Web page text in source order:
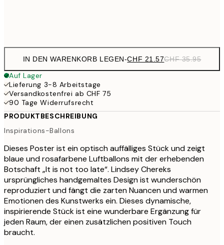
IN DEN WARENKORB LEGEN-CHF 21.57CHF 35.95
Auf Lager
Lieferung 3-8 Arbeitstage
Versandkostenfrei ab CHF 75
90 Tage Widerrufsrecht
PRODUKTBESCHREIBUNG
Inspirations-Ballons
Dieses Poster ist ein optisch auffälliges Stück und zeigt
blaue und rosafarbene Luftballons mit der erhebenden
Botschaft „It is not too late“. Lindsey Chereks
ursprüngliches handgemaltes Design ist wunderschön
reproduziert und fängt die zarten Nuancen und warmen
Emotionen des Kunstwerks ein. Dieses dynamische,
inspirierende Stück ist eine wunderbare Ergänzung für
jeden Raum, der einen zusätzlichen positiven Touch
braucht.